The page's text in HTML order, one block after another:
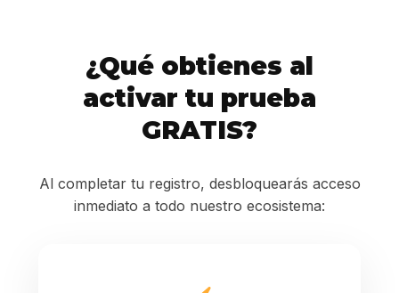
¿Qué obtienes al
activar tu prueba
GRATIS?
Al completar tu registro, desbloquearás acceso
inmediato a todo nuestro ecosistema: